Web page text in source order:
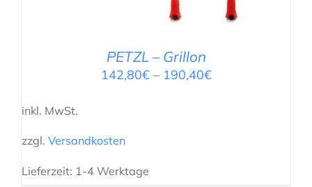
PETZL – Grillon
142,80€– 190,40€
inkl. MwSt.
zzgl. Versandkosten
Lieferzeit: 1-4 Werktage